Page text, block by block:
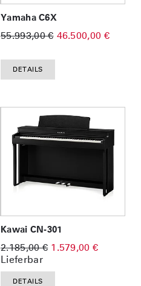
Yamaha C6X
55.993,00 € 46.500,00 €
DETAILS
Kawai CN-301
2.185,00 € 1.579,00 €
Lieferbar
DETAILS